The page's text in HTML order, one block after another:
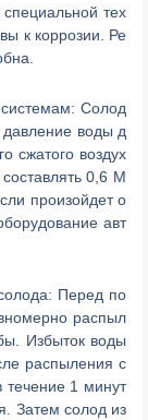
тех
к коррозии. Ре
Солод
воды д
сжатого воздух
0,6 М
произойдет о
авт
Перед по
распыл
Избыток воды
распыления с
течение 1 минут
Затем солод из